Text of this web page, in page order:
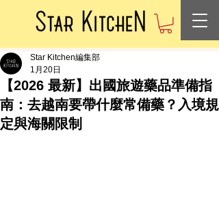
【2026 最新】出國旅遊藥品準備指
南：去越南要帶什麼常備藥？入境規
定與海關限制
Star Kitchen編集部
1月20日